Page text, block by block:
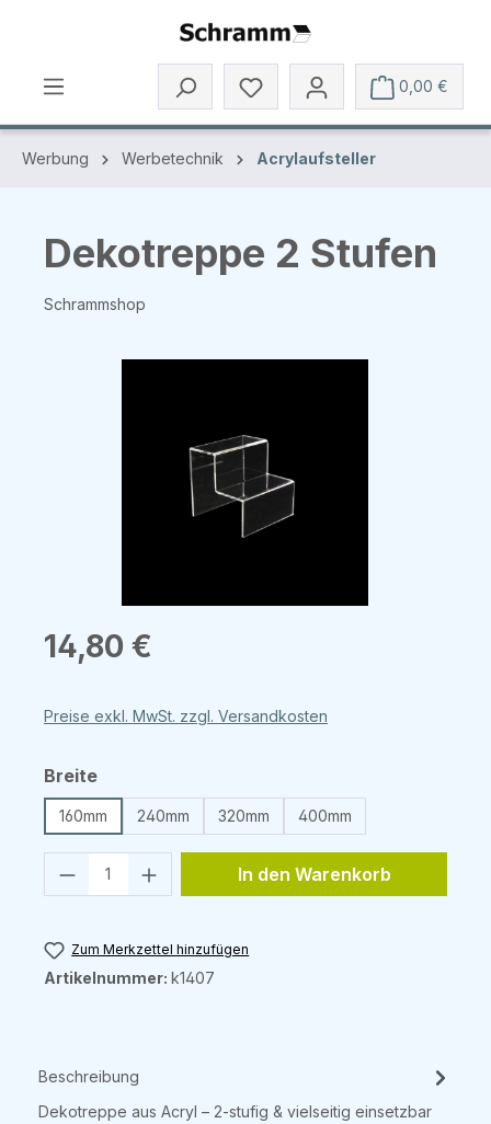
Zum Hauptinhalt springen
0,00 €
Werbung Werbetechnik Acrylaufsteller
Dekotreppe 2 Stufen
Schrammshop
Regulärer Preis:
14,80 €
Preise exkl. MwSt. zzgl. Versandkosten
Breiteauswählen
160mm 240mm 320mm 400mm
Produkt Anzahl: Gib den
In den Warenkorb
Zum Merkzettel hinzufügen
Artikelnummer: k1407
Beschreibung
Dekotreppe aus Acryl – 2-stufig & vielseitig einsetzbar